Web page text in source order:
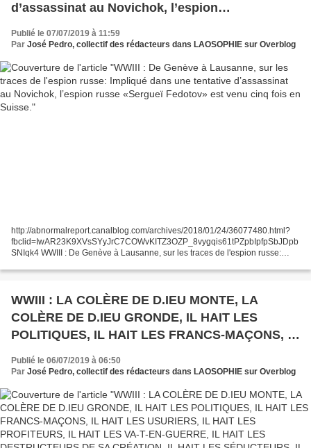
d’assassinat au Novichok, l’espion
russe «Sergueï Fedotov» est venu cinq fois en
Suisse.
Publié le 07/07/2019 à 11:59
Par José Pedro, collectif des rédacteurs dans LAOSOPHIE sur Overblog
http://abnormalreport.canalblog.com/archives/2018/01/24/36077480.html?
fbclid=IwAR23K9XVsSYyJrC7COWvKITZ3OZP_8vygqis61tPZpbIpfpSbJDpb
SNIqk4 WWIII : De Genève à Lausanne, sur les traces de l'espion russe:
WWIII : LA COLÈRE DE D.IEU MONTE, LA
COLÈRE DE D.IEU GRONDE, IL HAIT LES
POLITIQUES, IL HAIT LES FRANCS-MAÇONS, IL
PROFITEURS, IL HAIT LES VA-T-EN-GUERRE, IL
HAIT LES DESTRUCTEURS DE SA CRÉATION,
IL HAIT LES SÉDUCTEURS, IL HAIT LES
MANIPULATEURS, ILS HAIT LES FAUX-
SEMBLANTS, IL HAIT LES PRÉVARICATEURS,
Publié le 06/07/2019 à 06:50
Par José Pedro, collectif des rédacteurs dans LAOSOPHIE sur Overblog